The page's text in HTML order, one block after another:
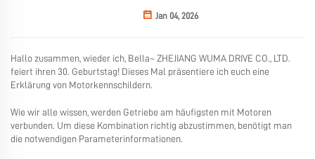
Jan 04, 2026
Hallo zusammen, wieder ich, Bella~ ZHEJIANG WUMA DRIVE CO., LTD.
feiert ihren 30. Geburtstag! Dieses Mal präsentiere ich euch eine
Erklärung von Motorkennschildern.
Wie wir alle wissen, werden Getriebe am häufigsten mit Motoren
verbunden. Um diese Kombination richtig abzustimmen, benötigt man
die notwendigen Parameterinformationen.